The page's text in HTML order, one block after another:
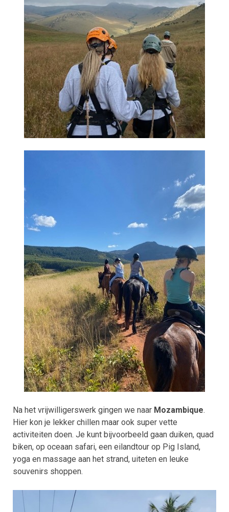
Na het vrijwilligerswerk gingen we naar Mozambique.
Hier kon je lekker chillen maar ook super vette
activiteiten doen. Je kunt bijvoorbeeld gaan duiken, quad
biken, op oceaan safari, een eilandtour op Pig Island,
yoga en massage aan het strand, uiteten en leuke
souvenirs shoppen.